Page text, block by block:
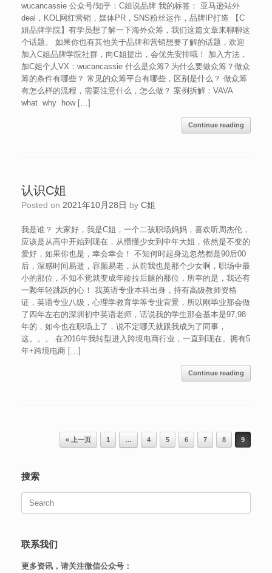
wucancassie 公众号/知乎：C姐说品牌 我的标签： 亚马逊站外
deal，KOL网红营销，媒体PR，SNS粉丝运作，品牌IP打造 【C
姐品牌学院】有学员想了解一下海外众筹，我们这篇文章来聊聊这
个话题。 如果你也有其他关于品牌和营销想要了解的话题，欢迎
加入C姐品牌学院社群，向C姐提出，会优先安排哦！ 加入方法，
加C姐个人VX：wucancassie 什么是众筹? 为什么要做众筹？做众
筹的条件有哪些？ 常见的众筹平台有哪些，区别是什么？ 做众筹
有怎么样的流程，需要注意什么，怎么做？ 案例拆解：VAVA
what why how […]
Continue reading
认识C姐
Posted on 2021年10月28日 by C姐
我是谁？ 大家好，我是C姐，一个二孩职场妈妈，喜欢听周杰伦，
应该是从高中开始到现在，从懵懂少女到中年大姐，依然是不变的
爱好，如果你也是，幸会幸会！ 不知何时起身边忽然都是90后00
后，深感时间易逝，容颜易老，从前我也是那个少女啊，职场中最
小的那位，不知不觉就变成年龄拉后腿的那位，所幸的是，我还有
一颗年轻跳跃的心！ 我英语专业本科出身，持有高级教师资格
证，英语专业八级，心理学教育学等专业背景，所以刚毕业那会做
了四年左右的深圳初中英语老师，话说我的学生那会基本是97,98
年的，如今也在职场上了，说不定哪天就跟我成为了同事，
这。。。 在2016年我转型进入跨境电商行业，一直到现在。拥有5
年+跨境电商 […]
Continue reading
Post navigation« 上一页 1 … 4 5 6 7 8 9
搜索
联系我们
更多资讯，请关注微信公众号：